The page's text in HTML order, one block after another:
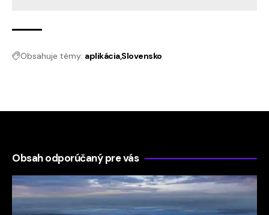
Obsahuje témy: aplikáciaSlovensko
Obsah odporúčaný pre vás